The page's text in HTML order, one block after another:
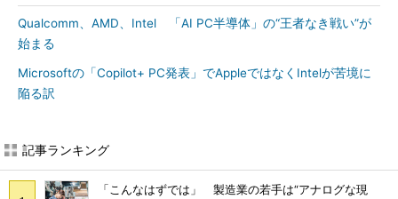
Qualcomm、AMD、Intel 「AI PC半導体」の“王者なき戦い”が
始まる
Microsoftの「Copilot+ PC発表」でAppleではなくIntelが苦境に
陥る訳
記事ランキング
「こんなはずでは」 製造業の若手は“アナログな現